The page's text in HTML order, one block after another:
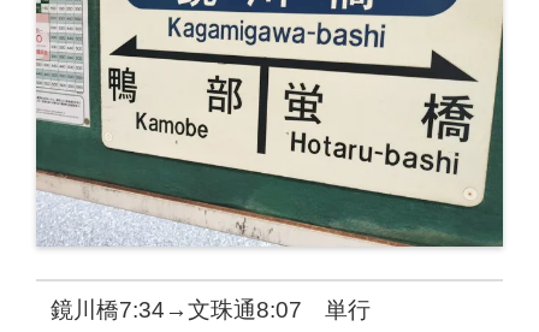
鏡川橋7:34→文珠通8:07 単行